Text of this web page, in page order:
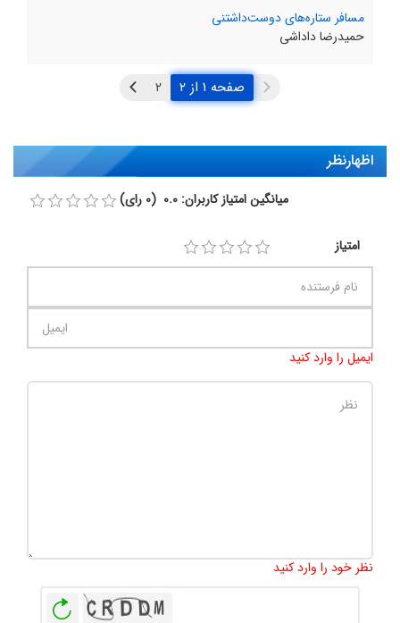
مسافر ستاره‌های دوست‌داشتنی
حمیدرضا داداشی
صفحه ۱ از ۲
اظهارنظر
میانگین امتیاز کاربران: 0.0 (0 رای)
امتیاز
ایمیل را وارد کنید
نظر خود را وارد کنید